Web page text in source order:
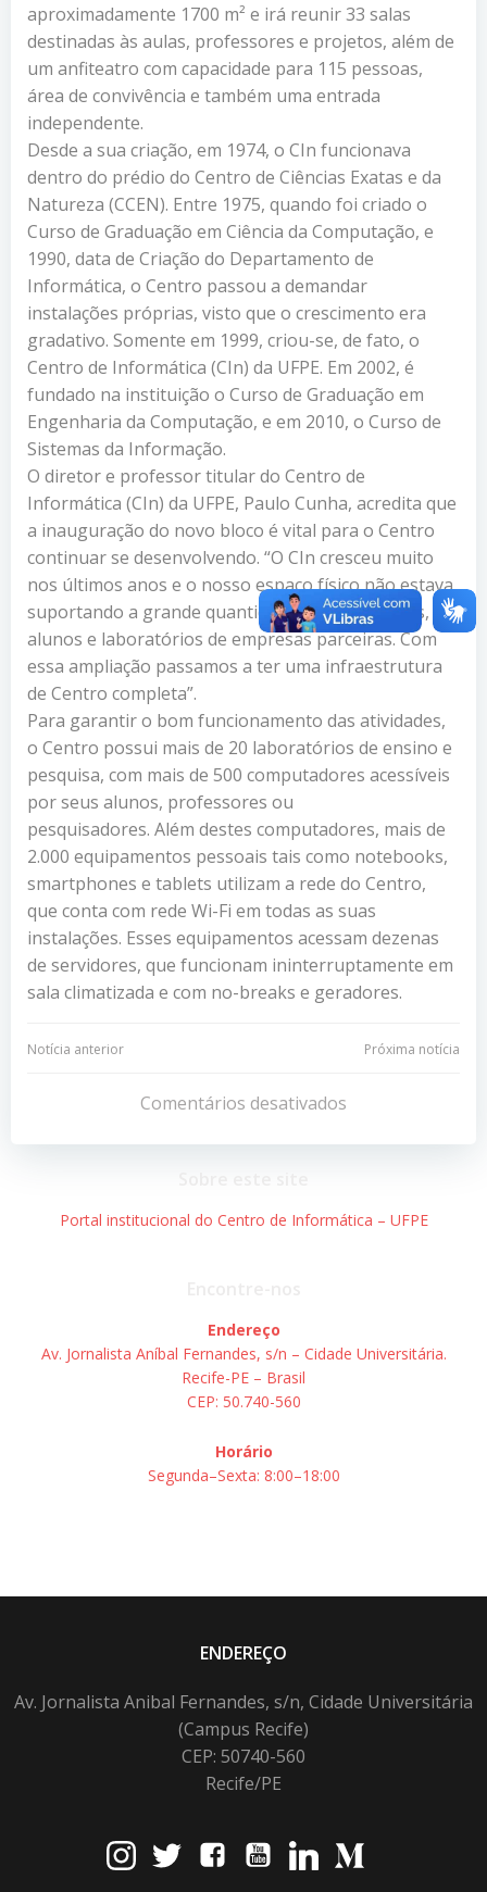
aproximadamente 1700 m² e irá reunir 33 salas
destinadas às aulas, professores e projetos, além de
um anfiteatro com capacidade para 115 pessoas,
área de convivência e também uma entrada
independente.
Desde a sua criação, em 1974, o CIn funcionava
dentro do prédio do Centro de Ciências Exatas e da
Natureza (CCEN). Entre 1975, quando foi criado o
Curso de Graduação em Ciência da Computação, e
1990, data de Criação do Departamento de
Informática, o Centro passou a demandar
instalações próprias, visto que o crescimento era
gradativo. Somente em 1999, criou-se, de fato, o
Centro de Informática (CIn) da UFPE. Em 2002, é
fundado na instituição o Curso de Graduação em
Engenharia da Computação, e em 2010, o Curso de
Sistemas da Informação.
O diretor e professor titular do Centro de
Informática (CIn) da UFPE, Paulo Cunha, acredita que
a inauguração do novo bloco é vital para o Centro
continuar se desenvolvendo. “O CIn cresceu muito
nos últimos anos e o nosso espaço físico não estava
suportando a grande quantidade de professores,
alunos e laboratórios de empresas parceiras. Com
essa ampliação passamos a ter uma infraestrutura
de Centro completa”.
Para garantir o bom funcionamento das atividades,
o Centro possui mais de 20 laboratórios de ensino e
pesquisa, com mais de 500 computadores acessíveis
por seus alunos, professores ou
pesquisadores. Além destes computadores, mais de
2.000 equipamentos pessoais tais como notebooks,
smartphones e tablets utilizam a rede do Centro,
que conta com rede Wi-Fi em todas as suas
instalações. Esses equipamentos acessam dezenas
de servidores, que funcionam ininterruptamente em
sala climatizada e com no-breaks e geradores.
Navegação
Post
Notícia anterior
Navegação
de
Post
Próxima notícia
Comentários desativados
Portal institucional do Centro de Informática – UFPE
Endereço
Av. Jornalista Aníbal Fernandes, s/n – Cidade Universitária.
Recife-PE – Brasil
CEP: 50.740-560
Horário
Segunda–Sexta: 8:00–18:00
ENDEREÇO
Av. Jornalista Anibal Fernandes, s/n, Cidade Universitária
(Campus Recife)
CEP: 50740-560
Recife/PE